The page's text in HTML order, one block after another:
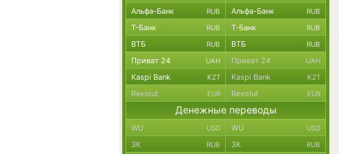
Альфа-Банк RUB Альфа-Банк RUB
Т-Банк RUB Т-Банк RUB
ВТБ RUB ВТБ RUB
Приват 24 UAH Приват 24 UAH
Kaspi Bank KZT Kaspi Bank KZT
Revolut EUR Revolut EUR
Денежные переводы
WU USD WU USD
ЗК RUB ЗК RUB